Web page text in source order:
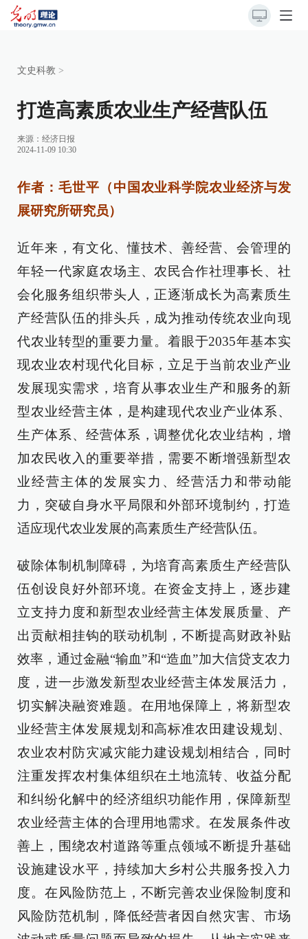
文史科教 >
打造高素质农业生产经营队伍
来源： 经济日报
2024-11-09 10:30
作者：毛世平（中国农业科学院农业经济与发
展研究所研究员）
近年来，有文化、懂技术、善经营、会管理的
年轻一代家庭农场主、农民合作社理事长、社
会化服务组织带头人，正逐渐成长为高素质生
产经营队伍的排头兵，成为推动传统农业向现
代农业转型的重要力量。着眼于2035年基本实
现农业农村现代化目标，立足于当前农业产业
发展现实需求，培育从事农业生产和服务的新
型农业经营主体，是构建现代农业产业体系、
生产体系、经营体系，调整优化农业结构，增
加农民收入的重要举措，需要不断增强新型农
业经营主体的发展实力、经营活力和带动能
力，突破自身水平局限和外部环境制约，打造
适应现代农业发展的高素质生产经营队伍。
破除体制机制障碍，为培育高素质生产经营队
伍创设良好外部环境。在资金支持上，逐步建
立支持力度和新型农业经营主体发展质量、产
出贡献相挂钩的联动机制，不断提高财政补贴
效率，通过金融“输血”和“造血”加大信贷支农力
度，进一步激发新型农业经营主体发展活力，
切实解决融资难题。在用地保障上，将新型农
业经营主体发展规划和高标准农田建设规划、
农业农村防灾减灾能力建设规划相结合，同时
注重发挥农村集体组织在土地流转、收益分配
和纠纷化解中的经济组织功能作用，保障新型
农业经营主体的合理用地需求。在发展条件改
善上，围绕农村道路等重点领域不断提升基础
设施建设水平，持续加大乡村公共服务投入力
度。在风险防范上，不断完善农业保险制度和
风险防范机制，降低经营者因自然灾害、市场